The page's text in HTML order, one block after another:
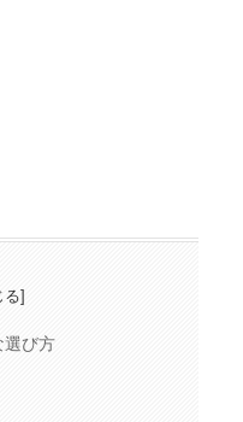
選び方